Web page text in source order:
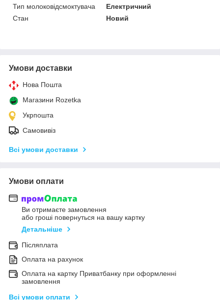
Тип молоковідсмоктувача
Електричний
Стан
Новий
Умови доставки
Нова Пошта
Магазини Rozetka
Укрпошта
Самовивіз
Всі умови доставки
Умови оплати
Ви отримаєте замовлення
або гроші повернуться на вашу картку
Детальніше
Післяплата
Оплата на рахунок
Оплата на картку Приватбанку при оформленні
замовлення
Всі умови оплати